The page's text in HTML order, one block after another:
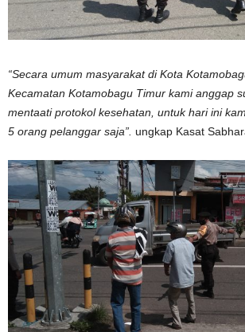
“Secara umum masyarakat di Kota
Kecamatan Kotamobagu Timur kami anggap
mentaati protokol kesehatan, untuk hari ini
5 orang pelanggar saja”. ungkap Kasat